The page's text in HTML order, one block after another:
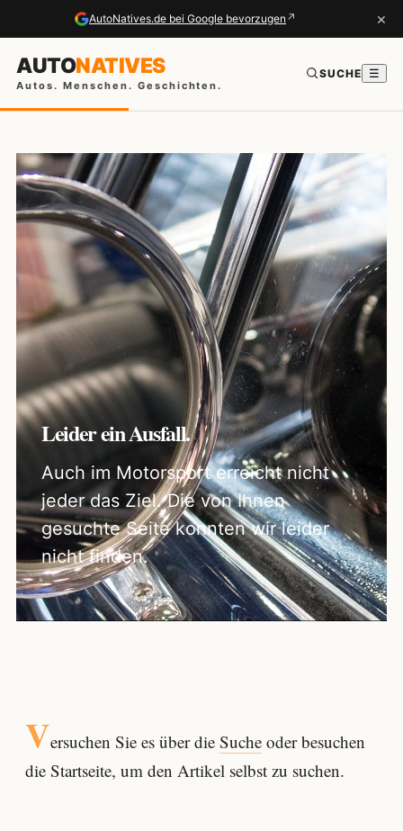
AutoNatives.de bei Google bevorzugen ↗ ×
AUTONATIVES
Autos. Menschen. Geschichten.
SUCHE ☰
Leider ein Ausfall.
Auch im Motorsport erreicht nicht
jeder das Ziel. Die von Ihnen
gesuchte Seite konnten wir leider
nicht finden.
Versuchen Sie es über die Sucheoder besuchen
die Startseite, um den Artikel selbst zu suchen.